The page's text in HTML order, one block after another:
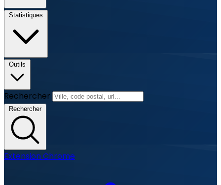
Statistiques
Outils
Rechercher
Rechercher
Extension Chrome